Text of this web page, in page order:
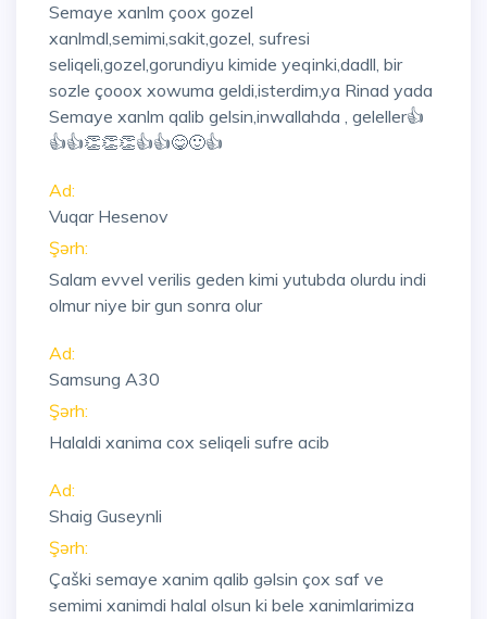
Semaye xanlm çoox gozel
xanlmdl,semimi,sakit,gozel, sufresi
seliqeli,gozel,gorundiyu kimide yeqinki,dadll, bir
sozle çooox xowuma geldi,isterdim,ya Rinad yada
Semaye xanlm qalib gelsin,inwallahda , geleller👍
👍👍👏👏👏👍👍😋🙂👍
Ad:
Vuqar Hesenov
Şərh:
Salam evvel verilis geden kimi yutubda olurdu indi
olmur niye bir gun sonra olur
Ad:
Samsung A30
Şərh:
Halaldi xanima cox seliqeli sufre acib
Ad:
Shaig Guseynli
Şərh:
Çaški semaye xanim qalib gəlsin çox saf ve
semimi xanimdi halal olsun ki bele xanimlarimiza